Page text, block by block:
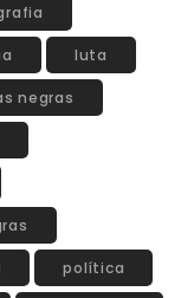
luta
negras
política